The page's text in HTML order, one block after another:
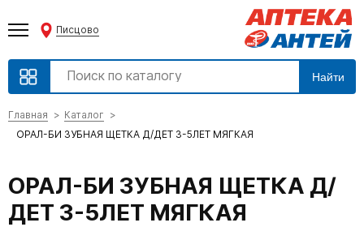
Писцово
Найти
Главная
Каталог
ОРАЛ-БИ ЗУБНАЯ ЩЕТКА Д/ДЕТ 3-5ЛЕТ МЯГКАЯ
ОРАЛ-БИ ЗУБНАЯ ЩЕТКА Д/
ДЕТ 3-5ЛЕТ МЯГКАЯ